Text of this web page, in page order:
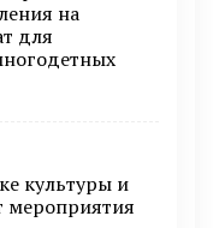
на
для
культуры и
мероприятия